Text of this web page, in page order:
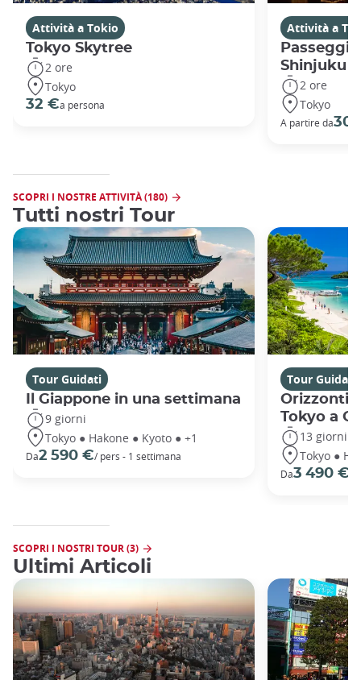
Attività a Tokio
Tokyo Skytree
2 ore
Tokyo
32 €a persona
Attività a
Shinjuku
2 ore
Tokyo
A partire da30
SCOPRI I NOSTRE ATTIVITÀ (180)
Tutti nostri Tour
Tour Guidati
Il Giappone in una settimana
9 giorni
Tokyo ● Hakone ● Kyoto ● +1
Da2 590 €/ pers - 1 settimana
Tour Guidati
Orizzonti
Tokyo a
13 giorni
Tokyo ●
Da3 490 €
SCOPRI I NOSTRI TOUR (3)
Ultimi Articoli